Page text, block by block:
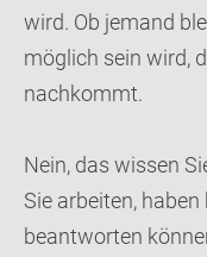
wird. Ob jemand
möglich sein wird,
nachkommt.
Nein, das wissen
Sie arbeiten,
beantworten